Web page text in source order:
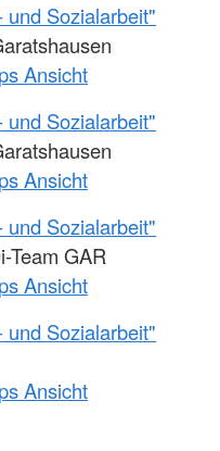
Sozialarbeit"
Ansicht
Sozialarbeit"
Ansicht
Sozialarbeit"
Team GAR
Ansicht
Sozialarbeit"
Ansicht